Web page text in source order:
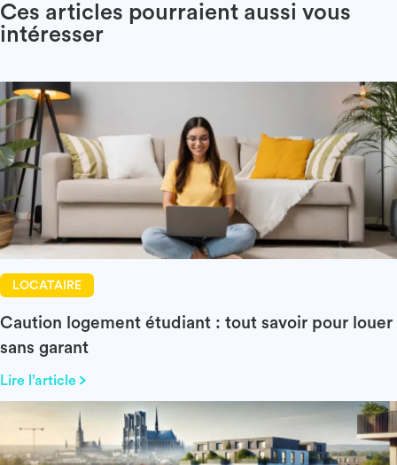
Ces articles pourraient aussi vous
intéresser
LOCATAIRE
Caution logement étudiant : tout savoir pour louer
sans garant
Lire l’article